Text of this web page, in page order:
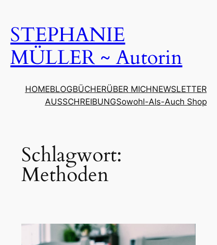
springen
STEPHANIE
MÜLLER ~ Autorin
HOMEBLOGBÜCHERÜBER MICHNEWSLETTER
AUSSCHREIBUNGSowohl-Als-Auch Shop
Schlagwort:
Methoden